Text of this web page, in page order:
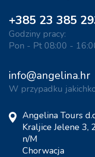
+385 23 385
Godziny pracy:
Pon - Pt 08:00 -
info@angelina.hr
W przypadku
Angelina Tours
Kraljice Jelene 3,
n/M
Chorwacja